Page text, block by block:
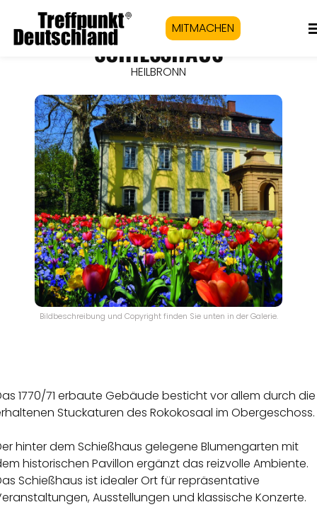
MITMACHEN
SCHIESSHAUS
HEILBRONN
Bildbeschreibung und Copyright finden Sie unten in der Galerie.
1770/71 erbaute Gebäude besticht vor allem durch die
Stuckaturen des Rokokosaal im Obergeschoss.
hinter dem Schießhaus gelegene Blumengarten mit
historischen Pavillon ergänzt das reizvolle Ambiente.
Schießhaus ist idealer Ort für repräsentative
Ausstellungen und klassische Konzerte.